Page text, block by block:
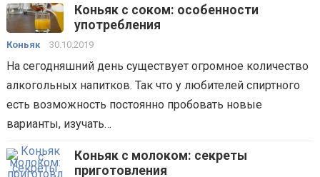
Коньяк с соком: особенности
употребления
Коньяк 30.10.2019
На сегодняшний день существует огромное количество
алкогольных напитков. Так что у любителей спиртного
есть возможность постоянно пробовать новые
варианты, изучать…
Коньяк с молоком: секреты
приготовления